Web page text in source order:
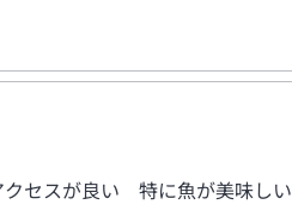
セスが良い 特に魚が美味しい